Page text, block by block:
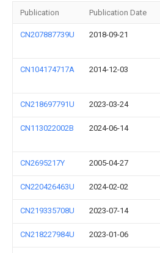
Publication Publication Date
CN207887739U 2018-09-21
CN104174717A 2014-12-03
CN218697791U 2023-03-24
CN113022002B 2024-06-14
CN2695217Y 2005-04-27
CN220426463U 2024-02-02
CN219335708U 2023-07-14
CN218227984U 2023-01-06